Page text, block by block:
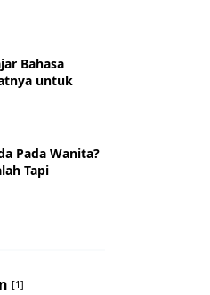
Bahasa
untuk
Pada Wanita?
Tapi
[1]